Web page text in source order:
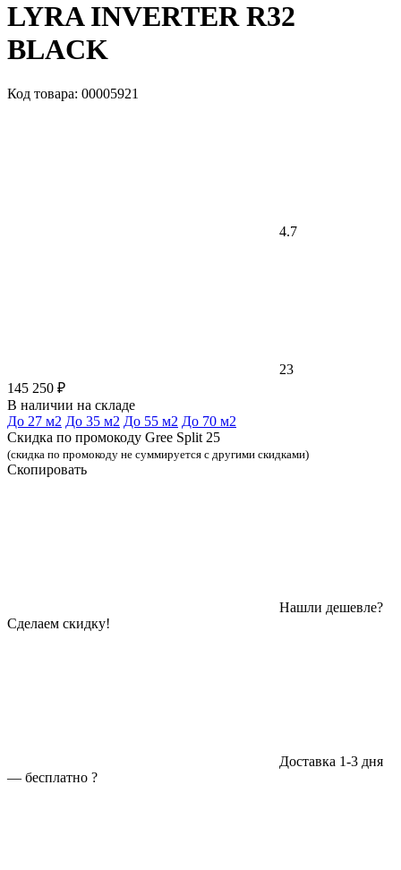
LYRA INVERTER R32
BLACK
Код товара: 00005921
4.7
23
145 250 ₽
В наличии на складе
До 27 м2 До 35 м2 До 55 м2 До 70 м2
Скидка по промокоду Gree Split 25
(скидка по промокоду не суммируется с другими скидками)
Скопировать
Нашли дешевле?
Сделаем скидку!
Доставка 1-3 дня
— бесплатно ?